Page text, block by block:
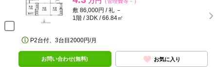
敷 86,000円 / 礼 －
1階 / 3DK / 66.84㎡
P2台付、3台目2000円/月
お問い合わせ(無料) お気に入り